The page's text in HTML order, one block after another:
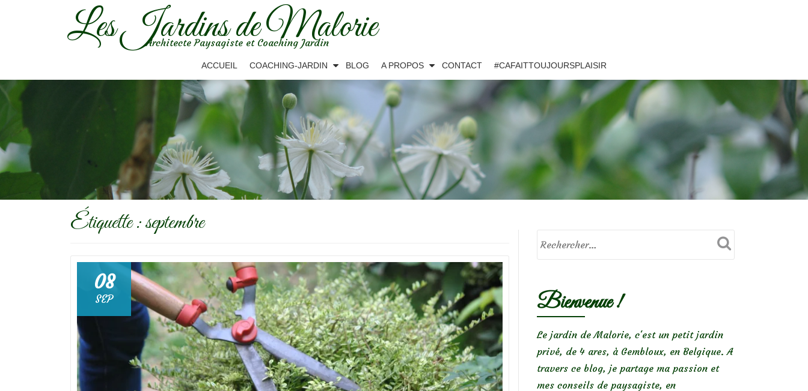
Les Jardins de Malorie
Architecte Paysagiste et Coaching Jardin
ACCUEIL COACHING-JARDIN BLOG A PROPOS CONTACT #CAFAITTOUJOURSPLAISIR
Étiquette :septembre
08
SEP Bienvenue !
Le jardin de Malorie, c'est un petit jardin
privé, de 4 ares, à Gembloux, en Belgique. A
travers ce blog, je partage ma passion et
mes conseils de paysagiste, en